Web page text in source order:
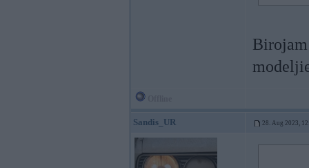
Sandis_UR 28. Aug 2023,